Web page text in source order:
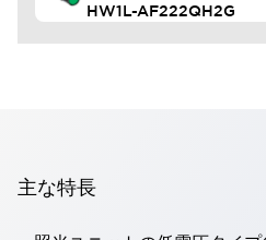
HW1L-AF222QH2G
主な特長